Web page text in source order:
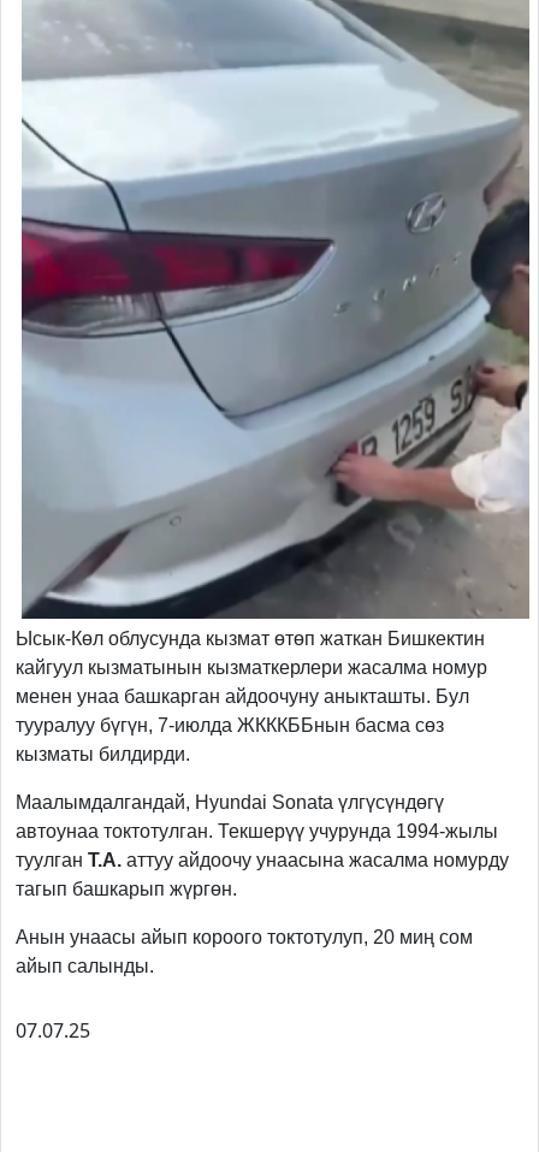
Ысык-Көл облусунда кызмат өтөп жаткан Бишкектин
кайгуул кызматынын кызматкерлери жасалма номур
менен унаа башкарган айдоочуну аныкташты. Бул
тууралуу бүгүн, 7-июлда ЖКККББнын басма сөз
кызматы билдирди.
Маалымдалгандай, Hyundai Sonata үлгүсүндөгү
автоунаа токтотулган. Текшерүү учурунда 1994-жылы
туулган Т.А. аттуу айдоочу унаасына жасалма номурду
тагып башкарып жүргөн.
Анын унаасы айып короого токтотулуп, 20 миң сом
айып салынды.
07.07.25